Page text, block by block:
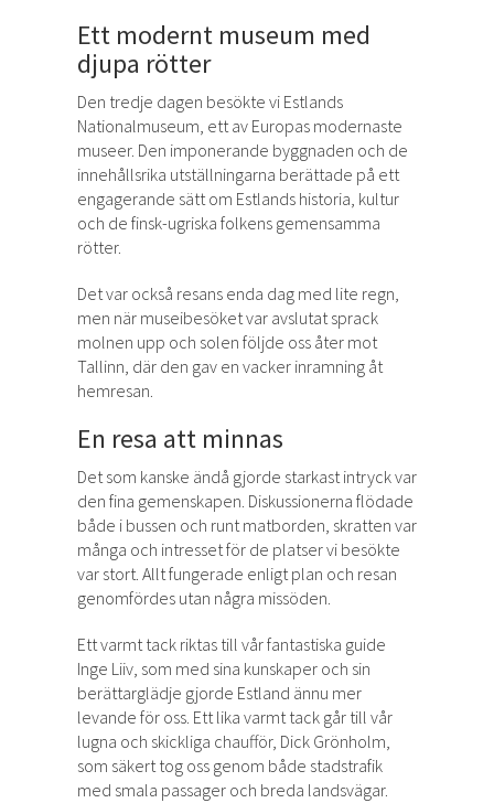
Ett modernt museum med
djupa rötter
Den tredje dagen besökte vi Estlands
Nationalmuseum, ett av Europas modernaste
museer. Den imponerande byggnaden och de
innehållsrika utställningarna berättade på ett
engagerande sätt om Estlands historia, kultur
och de finsk-ugriska folkens gemensamma
rötter.
Det var också resans enda dag med lite regn,
men när museibesöket var avslutat sprack
molnen upp och solen följde oss åter mot
Tallinn, där den gav en vacker inramning åt
hemresan.
En resa att minnas
Det som kanske ändå gjorde starkast intryck var
den fina gemenskapen. Diskussionerna flödade
både i bussen och runt matborden, skratten var
många och intresset för de platser vi besökte
var stort. Allt fungerade enligt plan och resan
genomfördes utan några missöden.
Ett varmt tack riktas till vår fantastiska guide
Inge Liiv, som med sina kunskaper och sin
berättarglädje gjorde Estland ännu mer
levande för oss. Ett lika varmt tack går till vår
lugna och skickliga chaufför, Dick Grönholm,
som säkert tog oss genom både stadstrafik
med smala passager och breda landsvägar.